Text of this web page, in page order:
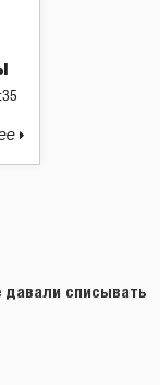
давали списывать